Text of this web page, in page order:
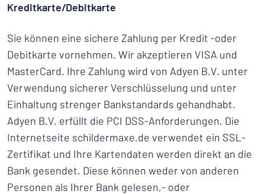
Kreditkarte/Debitkarte
Sie können eine sichere Zahlung per Kredit -oder
Debitkarte vornehmen. Wir akzeptieren VISA und
MasterCard. Ihre Zahlung wird von Adyen B.V. unter
Verwendung sicherer Verschlüsselung und unter
Einhaltung strenger Bankstandards gehandhabt.
Adyen B.V. erfüllt die PCI DSS-Anforderungen. Die
Internetseite schildermaxe.de verwendet ein SSL-
Zertifikat und Ihre Kartendaten werden direkt an die
Bank gesendet. Diese können weder von anderen
Personen als Ihrer Bank gelesen,- oder